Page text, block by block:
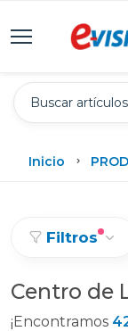
Inicio
Filtros
Centro de
¡Encontramos